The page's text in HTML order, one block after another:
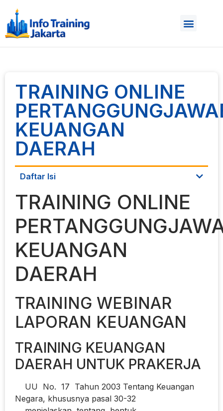
TRAINING ONLINE
KEUANGAN
DAERAH
Daftar Isi
TRAINING ONLINE
KEUANGAN
DAERAH
TRAINING WEBINAR
LAPORAN KEUANGAN
TRAINING KEUANGAN
DAERAH UNTUK PRAKERJA
UU No. 17 Tahun 2003 Tentang Keuangan
Negara, khususnya pasal 30-32